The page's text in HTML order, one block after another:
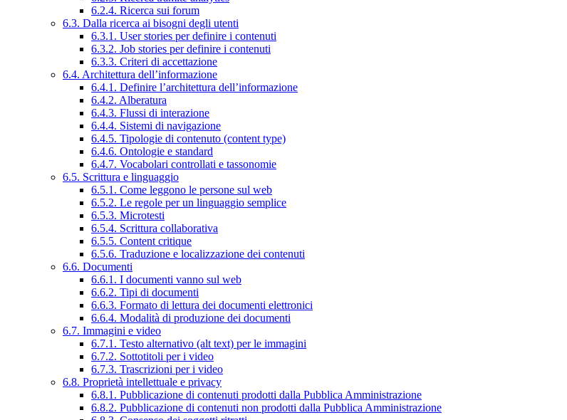
6.2.4. Ricerca sui forum
6.3. Dalla ricerca ai bisogni degli utenti
6.3.1. User stories per definire i contenuti
6.3.2. Job stories per definire i contenuti
6.3.3. Criteri di accettazione
6.4. Architettura dell’informazione
6.4.1. Definire l’architettura dell’informazione
6.4.2. Alberatura
6.4.3. Flussi di interazione
6.4.4. Sistemi di navigazione
6.4.5. Tipologie di contenuto (content type)
6.4.6. Ontologie e standard
6.4.7. Vocabolari controllati e tassonomie
6.5. Scrittura e linguaggio
6.5.1. Come leggono le persone sul web
6.5.2. Le regole per un linguaggio semplice
6.5.3. Microtesti
6.5.4. Scrittura collaborativa
6.5.5. Content critique
6.5.6. Traduzione e localizzazione dei contenuti
6.6. Documenti
6.6.1. I documenti vanno sul web
6.6.2. Tipi di documenti
6.6.3. Formato di lettura dei documenti elettronici
6.6.4. Modalità di produzione dei documenti
6.7. Immagini e video
6.7.1. Testo alternativo (alt text) per le immagini
6.7.2. Sottotitoli per i video
6.7.3. Trascrizioni per i video
6.8. Proprietà intellettuale e privacy
6.8.1. Pubblicazione di contenuti prodotti dalla Pubblica Amministrazione
6.8.2. Pubblicazione di contenuti non prodotti dalla Pubblica Amministrazione